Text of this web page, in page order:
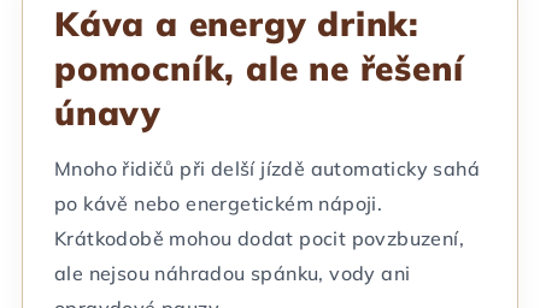
Káva a energy drink:
pomocník, ale ne řešení
únavy
Mnoho řidičů při delší jízdě automaticky sahá
po kávě nebo energetickém nápoji.
Krátkodobě mohou dodat pocit povzbuzení,
ale nejsou náhradou spánku, vody ani